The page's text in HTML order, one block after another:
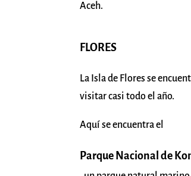
Aceh.
FLORES
La Isla de Flores se
visitar casi todo el año.
Aquí se encuentra el
Parque Nacional de